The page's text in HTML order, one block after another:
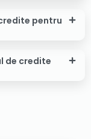
pentru
de credite